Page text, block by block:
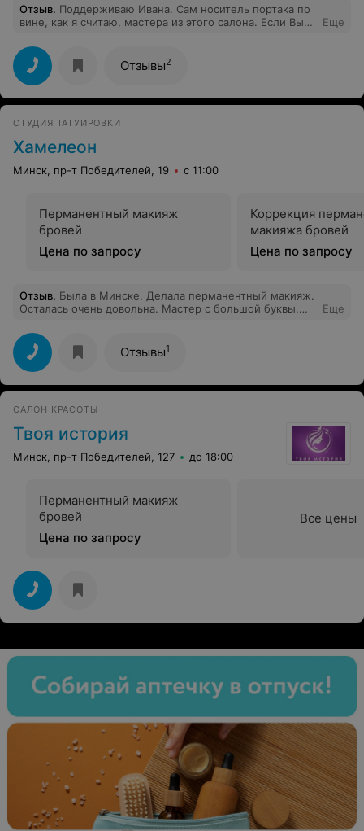
Отзыв. Поддерживаю Ивана. Сам носитель портака по
вине, как я считаю, мастера из этого салона. Если Вы
уважение к каждому клиенту, а не делайте тату по
принципу "абы что-то сделать, времени особо нет, как-
нить побыструхе щас нарисую".
Еще
Отзывы2
СТУДИЯ ТАТУИРОВКИ
Хамелеон
Минск, пр-т Победителей, 19 с 11:00
Перманентный макияж
бровей
Цена по запросу
Коррекция
макияжа бровей
Цена по запросу
Отзыв. Была в Минске. Делала перманентный макияж.
Осталась очень довольна. Мастер с большой буквы.
Еще
Отзывы1
САЛОН КРАСОТЫ
Твоя история
Минск, пр-т Победителей, 127 до 18:00
Перманентный макияж
бровей
Цена по запросу
Все цены